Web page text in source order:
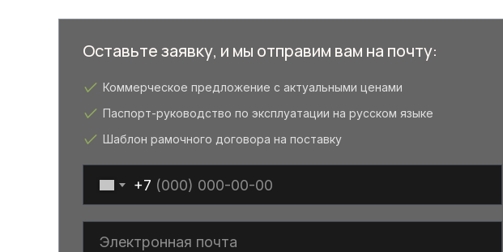
Коммерческое предложение с актуальными ценами
Паспорт-руководство по эксплуатации на русском языке
Шаблон рамочного договора на поставку
+7
Оставьте заявку, и мы отправим вам на почту: